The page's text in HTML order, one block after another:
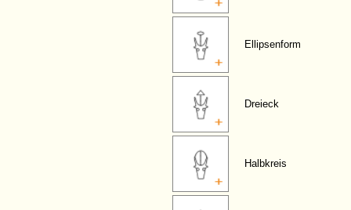
Ellipsenform
Dreieck
Halbkreis